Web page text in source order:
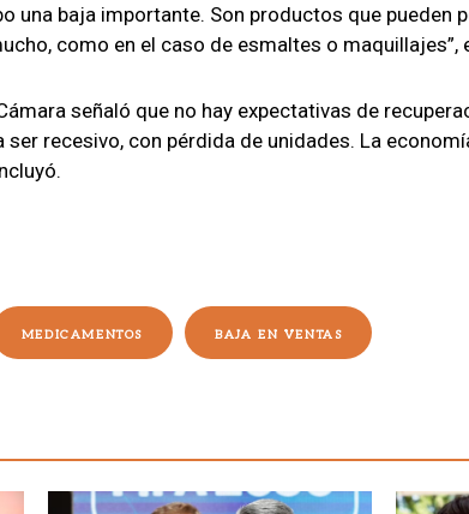
una baja importante. Son productos que pueden
como en el caso de esmaltes o maquillajes”,
señaló que no hay expectativas de
recesivo, con pérdida de unidades. La
MEDICAMENTOS BAJA EN VENTAS